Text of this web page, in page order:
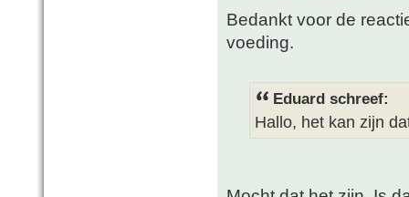
Bedankt voor de
voeding.
Eduard schreef:
Hallo, het kan zijn